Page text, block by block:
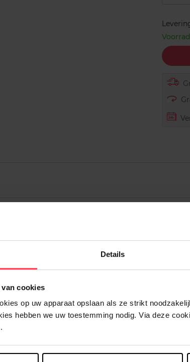
Details
cookies
op uw apparaat opslaan als ze strikt
hebben we uw toestemming nodig. Via deze
Nog iets vergeten ?